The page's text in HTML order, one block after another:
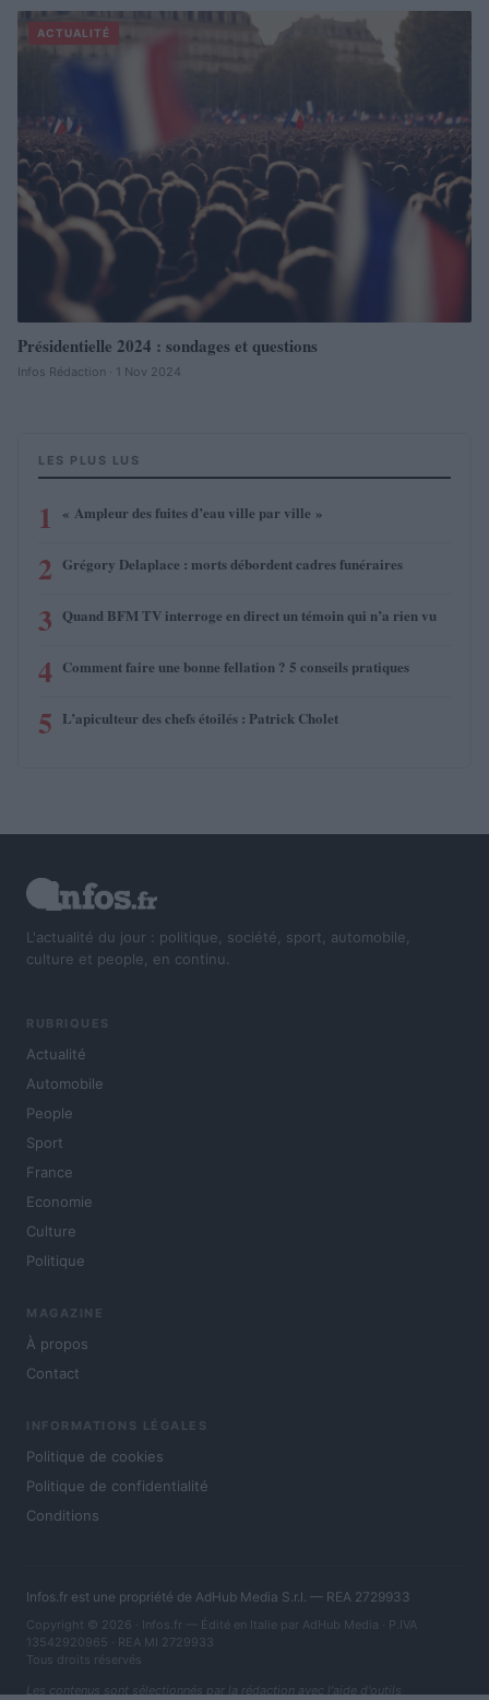
ACTUALITÉ
Présidentielle 2024 : sondages et questions
Infos Rédaction · 1 Nov 2024
LES PLUS LUS
1 « Ampleur des fuites d’eau ville par ville »
2 Grégory Delaplace : morts débordent cadres funéraires
3 Quand BFM TV interroge en direct un témoin qui n’a rien vu
4 Comment faire une bonne fellation ? 5 conseils pratiques
5 L’apiculteur des chefs étoilés : Patrick Cholet
L'actualité du jour : politique, société, sport, automobile,
culture et people, en continu.
RUBRIQUES
Actualité
Automobile
People
Sport
France
Economie
Culture
Politique
MAGAZINE
À propos
Contact
INFORMATIONS LÉGALES
Politique de cookies
Politique de confidentialité
Conditions
Infos.fr est une propriété de AdHub Media S.r.l. — REA 2729933
Copyright © 2026 · Infos.fr — Édité en Italie par AdHub Media · P.IVA
13542920965 · REA MI 2729933
Tous droits réservés
Les contenus sont sélectionnés par la rédaction avec l'aide d'outils